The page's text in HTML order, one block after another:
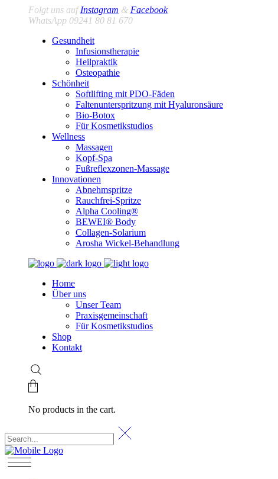
Folgt uns aufInstagram & Facebook
WhatsApp 09241 80 81 670
Gesundheit
Infusionstherapie
Heilpraktik
Osteopathie
Schönheit
Softlifting mit PDO-Fäden
Faltenunterspritzung mit Hyaluronsäure
Bio-Botox
Für Kosmetikstudios
Wellness
Massagen
Kopf-Spa
Fußreflexzonen-Massage
Innovationen
Abnehmspritze
Rauchfrei-Spritze
Alpha Cooling®
BEWEI® Body
Collagen-Solarium
Arosha Wickel-Behandlung
Home
Über uns
Unser Team
Praxisgemeinschaft
Für Kosmetikstudios
Shop
Kontakt
No products in the cart.